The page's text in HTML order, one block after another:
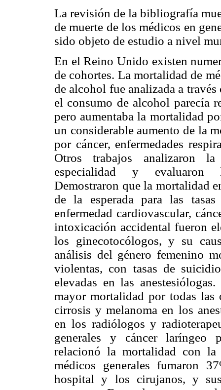
La revisión de la bibliografía
de muerte de los médicos en
sido objeto de estudio a nivel
En el Reino Unido existen
de cohortes. La mortalidad de
de alcohol fue analizada a
el consumo de alcohol parecía
pero aumentaba la mortalidad
un considerable aumento de la
por cáncer, enfermedades
Otros trabajos analizaron
especialidad y evaluaron
Demostraron que la mortalidad
de la esperada para las
enfermedad cardiovascular,
intoxicación accidental fueron
los ginecotocólogos, y su
análisis del género femenino
violentas, con tasas de
elevadas en las
mayor mortalidad por todas las
cirrosis y melanoma en los
en los radiólogos y
generales y cáncer laríngeo
relacionó la mortalidad con
médicos generales fumaron
hospital y los cirujanos, y